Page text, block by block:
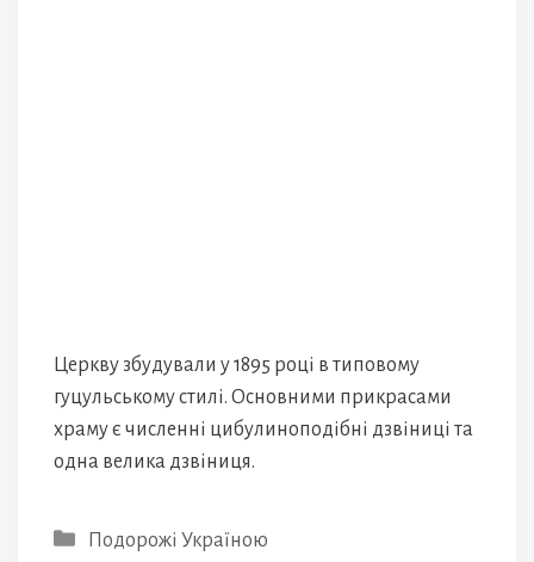
Церкву збудували у 1895 році в типовому
гуцульському стилі. Основними прикрасами
храму є численні цибулиноподібні дзвіниці та
одна велика дзвіниця.
Категорії
Подорожі Україною